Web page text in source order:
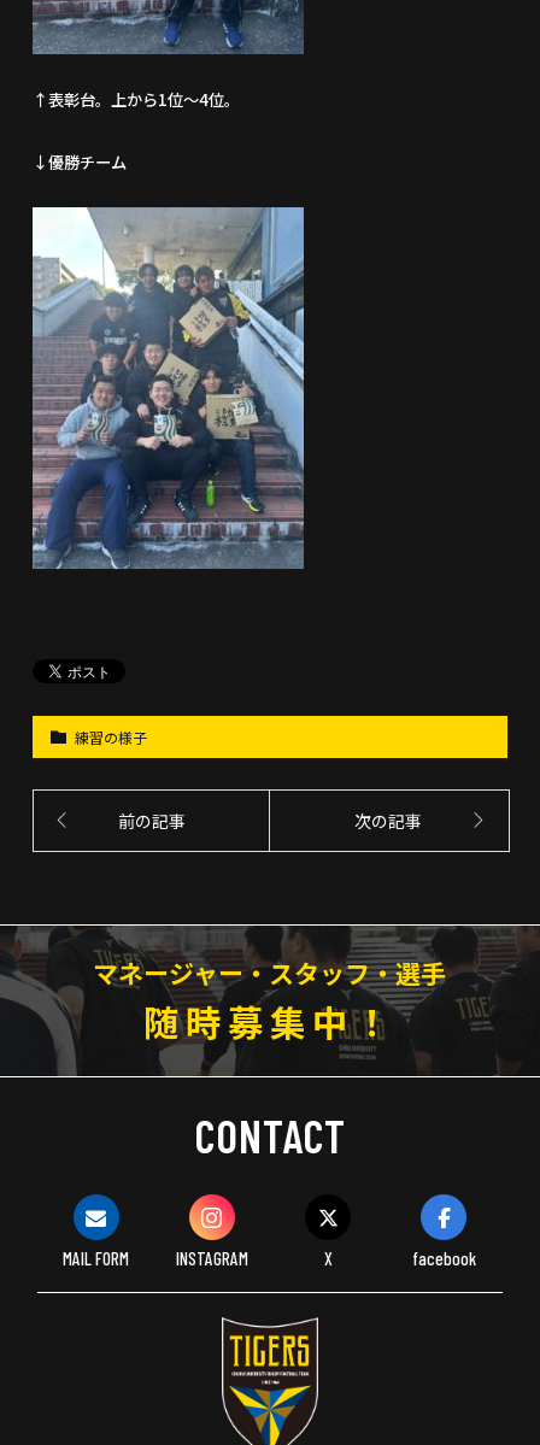
↑表彰台。上から1位～4位。
↓優勝チーム
練習の様子
前の記事 次の記事
マネージャー・スタッフ・選手
随時募集中！
CONTACT
MAIL FORM INSTAGRAM X facebook